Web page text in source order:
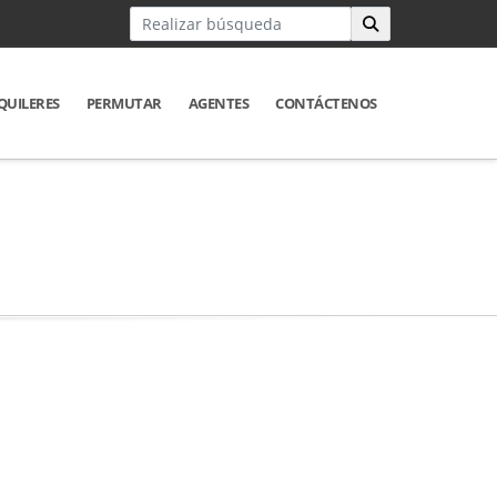
PERMUTAR AGENTES CONTÁCTENOS